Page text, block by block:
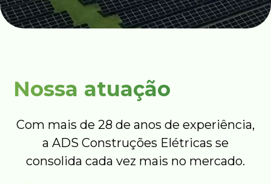
Nossa atuação
Com mais de 28 de anos de experiência,
a ADS Construções Elétricas se
consolida cada vez mais no mercado.